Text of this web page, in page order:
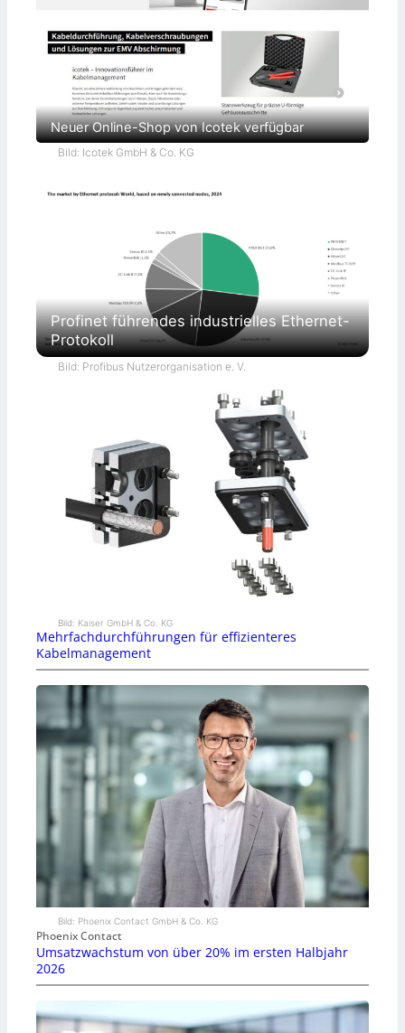
Neuer Online-Shop von Icotek verfügbar
Bild: Icotek GmbH & Co. KG
Profinet führendes industrielles Ethernet-
Protokoll
Bild: Profibus Nutzerorganisation e. V.
Bild: Kaiser GmbH & Co. KG
Mehrfachdurchführungen für effizienteres
Kabelmanagement
Bild: Phoenix Contact GmbH & Co. KG
Phoenix Contact
Umsatzwachstum von über 20% im ersten Halbjahr
2026